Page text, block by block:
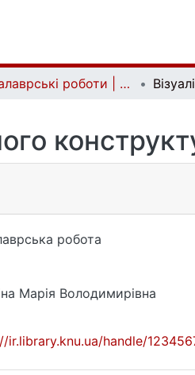
Бакалаврські роботи | Bachelor theses
робота
Марія Володимирівна
ir.library.knu.ua/handle/